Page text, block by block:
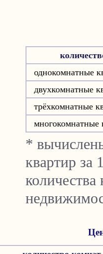
однокомнатные
двухкомнатные
трёхкомнатные
многокомнатные
*
квартир за